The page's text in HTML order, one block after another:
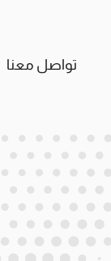
تواصل معنا